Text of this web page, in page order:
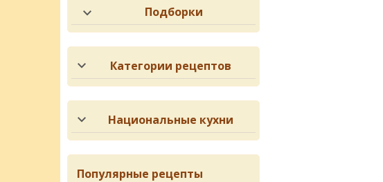
Подборки
Категории рецептов
Национальные кухни
Популярные рецепты